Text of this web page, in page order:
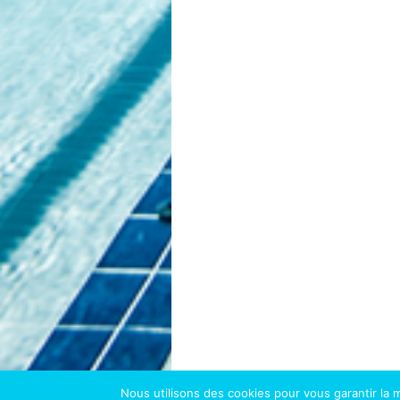
Nous utilisons des cookies pour vous garantir